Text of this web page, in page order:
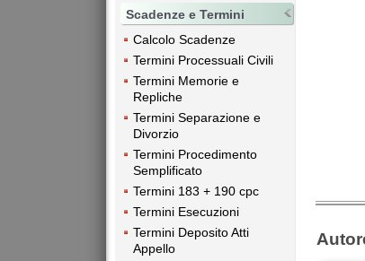
Scadenze e Termini
Calcolo Scadenze
Termini Processuali Civili
Termini Memorie e
Repliche
Termini Separazione e
Divorzio
Termini Procedimento
Semplificato
Termini 183 + 190 cpc
Termini Esecuzioni
Termini Deposito Atti
Appello